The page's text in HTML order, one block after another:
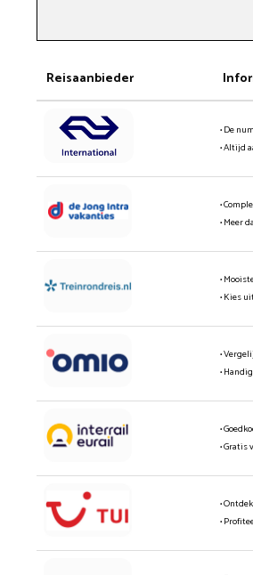
Reisaanbieder
• De
• Altijd
•
• Meer
•
• Kies
•
•
•
• Gratis
•
•